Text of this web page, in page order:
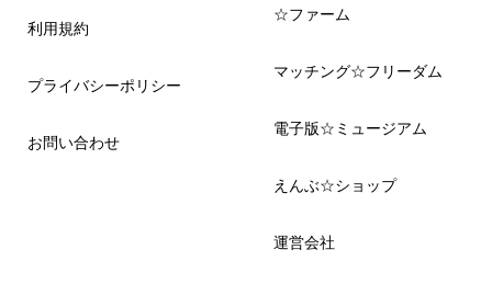
利用規約
プライバシーポリシー
お問い合わせ
☆ファーム
マッチング☆フリーダム
電子版☆ミュージアム
えんぶ☆ショップ
運営会社